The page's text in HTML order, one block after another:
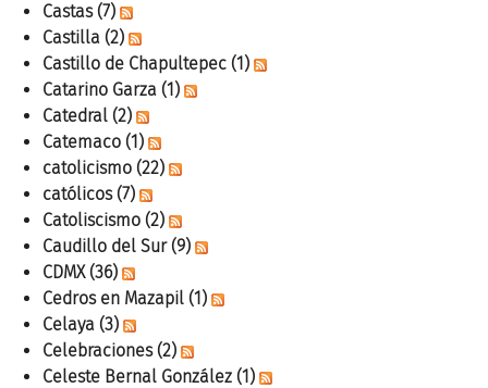
Castas (7)
Castilla (2)
Castillo de Chapultepec (1)
Catarino Garza (1)
Catedral (2)
Catemaco (1)
catolicismo (22)
católicos (7)
Catoliscismo (2)
Caudillo del Sur (9)
CDMX (36)
Cedros en Mazapil (1)
Celaya (3)
Celebraciones (2)
Celeste Bernal González (1)